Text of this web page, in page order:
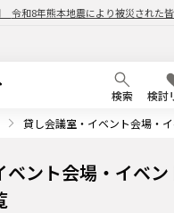
令和8年熊本地震により被災された
検索
検討
貸し会議室・イベント会場・
ベント会場・イベ